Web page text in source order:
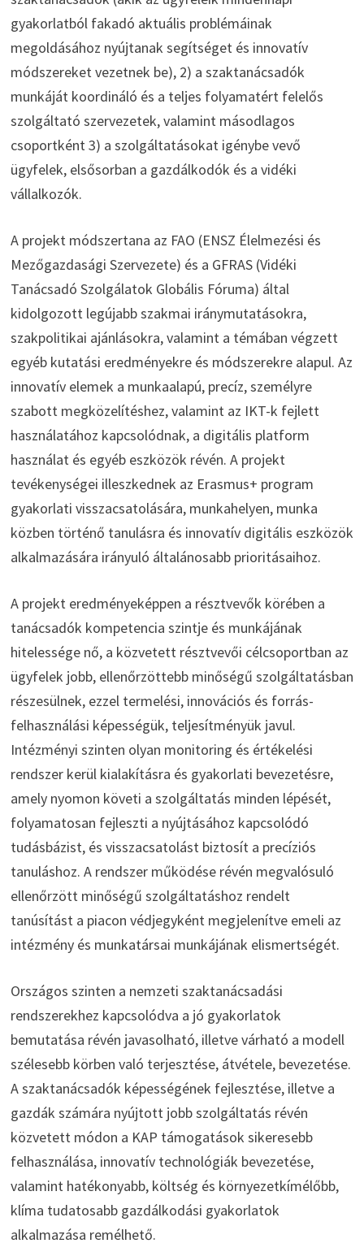
gyakorlatból fakadó aktuális problémáinak
megoldásához nyújtanak segítséget és innovatív
módszereket vezetnek be), 2) a szaktanácsadók
munkáját koordináló és a teljes folyamatért felelős
szolgáltató szervezetek, valamint másodlagos
csoportként 3) a szolgáltatásokat igénybe vevő
ügyfelek, elsősorban a gazdálkodók és a vidéki
vállalkozók.
A projekt módszertana az FAO (ENSZ Élelmezési és
Mezőgazdasági Szervezete) és a GFRAS (Vidéki
Tanácsadó Szolgálatok Globális Fóruma) által
kidolgozott legújabb szakmai iránymutatásokra,
szakpolitikai ajánlásokra, valamint a témában végzett
egyéb kutatási eredményekre és módszerekre alapul. Az
innovatív elemek a munkaalapú, precíz, személyre
szabott megközelítéshez, valamint az IKT-k fejlett
használatához kapcsolódnak, a digitális platform
használat és egyéb eszközök révén. A projekt
tevékenységei illeszkednek az Erasmus+ program
gyakorlati visszacsatolására, munkahelyen, munka
közben történő tanulásra és innovatív digitális eszközök
alkalmazására irányuló általánosabb prioritásaihoz.
A projekt eredményeképpen a résztvevők körében a
tanácsadók kompetencia szintje és munkájának
hitelessége nő, a közvetett résztvevői célcsoportban az
ügyfelek jobb, ellenőrzöttebb minőségű szolgáltatásban
részesülnek, ezzel termelési, innovációs és forrás-
felhasználási képességük, teljesítményük javul.
Intézményi szinten olyan monitoring és értékelési
rendszer kerül kialakításra és gyakorlati bevezetésre,
amely nyomon követi a szolgáltatás minden lépését,
folyamatosan fejleszti a nyújtásához kapcsolódó
tudásbázist, és visszacsatolást biztosít a precíziós
tanuláshoz. A rendszer működése révén megvalósuló
ellenőrzött minőségű szolgáltatáshoz rendelt
tanúsítást a piacon védjegyként megjelenítve emeli az
intézmény és munkatársai munkájának elismertségét.
Országos szinten a nemzeti szaktanácsadási
rendszerekhez kapcsolódva a jó gyakorlatok
bemutatása révén javasolható, illetve várható a modell
szélesebb körben való terjesztése, átvétele, bevezetése.
A szaktanácsadók képességének fejlesztése, illetve a
gazdák számára nyújtott jobb szolgáltatás révén
közvetett módon a KAP támogatások sikeresebb
felhasználása, innovatív technológiák bevezetése,
valamint hatékonyabb, költség és környezetkímélőbb,
klíma tudatosabb gazdálkodási gyakorlatok
alkalmazása remélhető.